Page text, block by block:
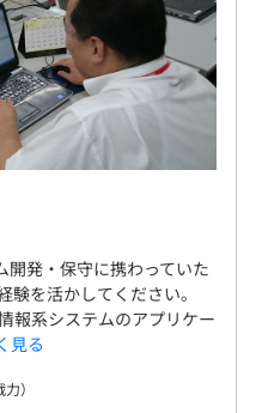
開発・保守に携わっていた
験を活かしてください。
系システムのアプリケー
見る
）